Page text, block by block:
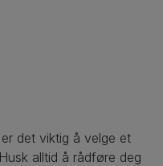
det viktig å velge et
alltid å rådføre deg